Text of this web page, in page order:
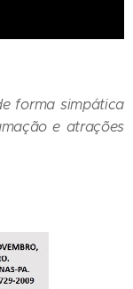
forma simpática
e atrações